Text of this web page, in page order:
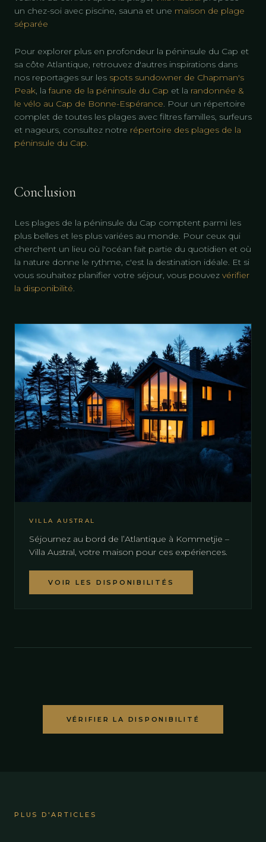
un chez-soi avec piscine, sauna et une maison de plage
séparée
Pour explorer plus en profondeur la péninsule du Cap et
sa côte Atlantique, retrouvez d'autres inspirations dans
nos reportages sur les spots sundowner de Chapman's
Peak, la faune de la péninsule du Cap et la randonnée &
le vélo au Cap de Bonne-Espérance. Pour un répertoire
complet de toutes les plages avec filtres familles, surfeurs
et nageurs, consultez notre répertoire des plages de la
péninsule du Cap.
Conclusion
Les plages de la péninsule du Cap comptent parmi les
plus belles et les plus variées au monde. Pour ceux qui
cherchent un lieu où l'océan fait partie du quotidien et où
la nature donne le rythme, c'est la destination idéale. Et si
vous souhaitez planifier votre séjour, vous pouvez vérifier
la disponibilité.
VILLA AUSTRAL
Séjournez au bord de l’Atlantique à Kommetjie –
Villa Austral, votre maison pour ces expériences.
VOIR LES DISPONIBILITÉS
VÉRIFIER LA DISPONIBILITÉ
PLUS D'ARTICLES